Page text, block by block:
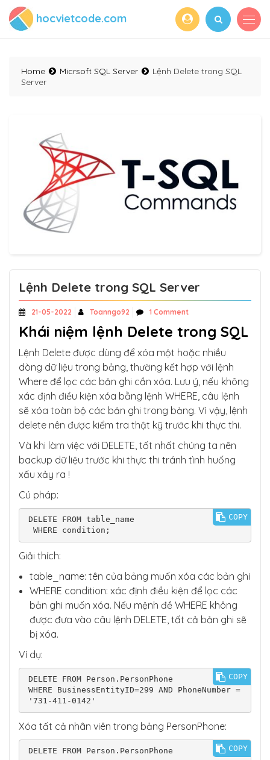
hocvietcode.com
Home Micrsoft SQL Server
Lệnh Delete trong SQL
Server
Lệnh Delete trong SQL Server
21-05-2022 Toanngo92 1 Comment
Khái niệm lệnh Delete trong SQL
Lệnh Delete được dùng để xóa một hoặc nhiều
dòng dữ liệu trong bảng, thường kết hợp với lệnh
Where để lọc các bản ghi cần xóa. Lưu ý, nếu không
xác định điều kiện xóa bằng lệnh WHERE, câu lệnh
sẽ xóa toàn bộ các bản ghi trong bảng. Vì vậy, lệnh
delete nên được kiểm tra thật kỹ trước khi thực thi.
Và khi làm việc với DELETE, tốt nhất chúng ta nên
backup dữ liệu trước khi thực thi tránh tình huống
xấu xảy ra !
Cú pháp:
DELETE FROM table_name
WHERE condition;
COPY
Giải thích:
table_name: tên của bảng muốn xóa các bản ghi
WHERE condition: xác định điều kiện để lọc các
bản ghi muốn xóa. Nếu mệnh đề WHERE không
được đưa vào câu lệnh DELETE, tất cả bản ghi sẽ
bị xóa.
Ví dụ:
DELETE FROM Person.PersonPhone
WHERE BusinessEntityID=299 AND PhoneNumber =
'731-411-0142'
COPY
Xóa tất cả nhân viên trong bảng PersonPhone:
DELETE FROM Person.PersonPhone COPY